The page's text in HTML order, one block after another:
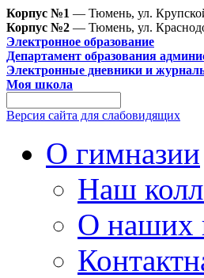
Корпус №1 — Тюмень, ул.
Корпус №2 — Тюмень, ул.
Электронное образование
Департамент образования
Электронные дневники и
Моя школа
Версия сайта для слабовидящих
О гимназии
Наш
О наших